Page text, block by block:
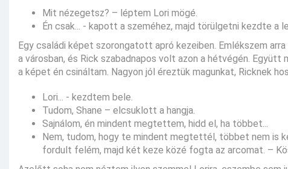
Mit nézegetsz? – léptem Lori mögé.
Én csak... - kapott a szeméhez, majd törülgetni kezdte a
Egy családi képet szorongatott apró kezeiben. Emlékszem
a városban, és Rick szabadnapos volt azon a hétvégén.
a képet én csináltam. Nagyon jól éreztük magunkat, Ricknek
Lori... - kezdtem bele.
Tudom, Shane – elcsuklott a hangja.
Sajnálom, én mindent megtettem, hidd el, ha többet...
Nem, tudom, hogy te mindent megtettél, többet nem is
fordult felém, majd két keze közé fogta az arcomat. –